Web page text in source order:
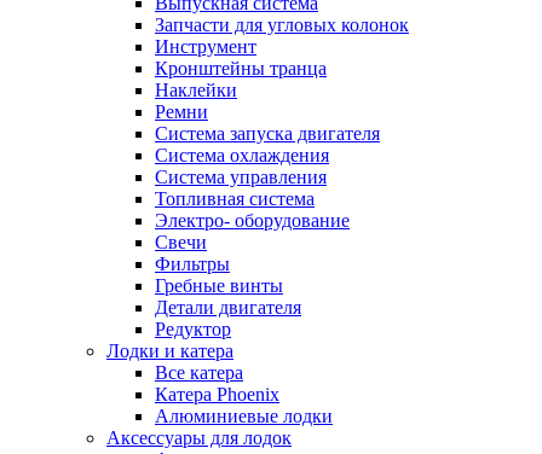
Запчасти для угловых колонок
Инструмент
Кронштейны транца
Наклейки
Ремни
Система запуска двигателя
Система охлаждения
Система управления
Топливная система
Электро- оборудование
Свечи
Фильтры
Гребные винты
Детали двигателя
Редуктор
Лодки и катера
Все катера
Катера Phoenix
Алюминиевые лодки
Аксессуары для лодок